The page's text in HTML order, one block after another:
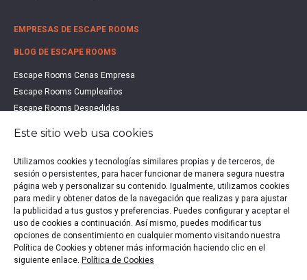
EMPRESAS DE ESCAPE ROOMS
BLOG DE ESCAPE ROOMS
Escape Rooms Cenas Empresa
Escape Rooms Cumpleaños
Escape Rooms Despedidas
Escape Rooms Familias
Escape Rooms Halloween
Escape Rooms San Valentín
Estudio de Mercado Escape Rooms 2021
Qué es un Escape Room
Qué es un Hall Escape
Este sitio web usa cookies
Utilizamos cookies y tecnologías similares propias y de terceros, de
sesión o persistentes, para hacer funcionar de manera segura nuestra
página web y personalizar su contenido. Igualmente, utilizamos cookies
para medir y obtener datos de la navegación que realizas y para ajustar
la publicidad a tus gustos y preferencias. Puedes configurar y aceptar el
uso de cookies a continuación. Así mismo, puedes modificar tus
opciones de consentimiento en cualquier momento visitando nuestra
Política de Cookies y obtener más información haciendo clic en el
siguiente enlace. Política de Cookies